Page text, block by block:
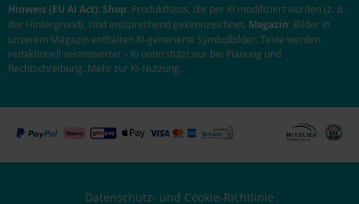
Hinweis (EU AI Act):Shop: Produktfotos, die per KI modifiziert wurden (z. B.
der Hintergrund), sind entsprechend gekennzeichnet. Magazin: Bilder in
unserem Magazin enthalten KI-generierte Symbolbilder. Texte werden
redaktionell verantwortet – KI unterstützt nur bei Planung und
Rechtschreibung. Mehr zur KI-Nutzung.
Datenschutz- und Cookie-Richtlinie